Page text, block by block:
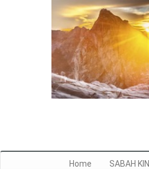
Home SABAH KINI